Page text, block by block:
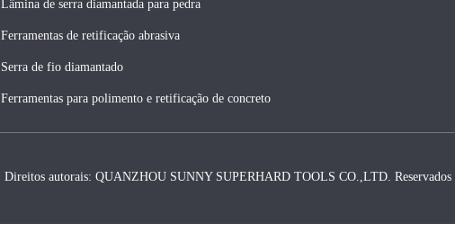
Lâmina de serra diamantada para pedra
Ferramentas de retificação abrasiva
Serra de fio diamantado
Ferramentas para polimento e retificação de concreto
Direitos autorais: QUANZHOU SUNNY SUPERHARD TOOLS CO.,LTD. Reservados